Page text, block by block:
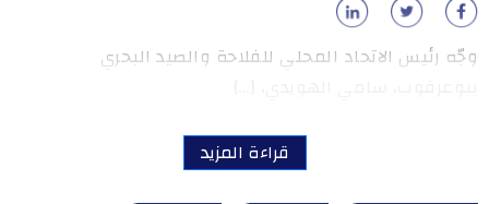
وجّه رئيس الاتحاد المحلي للفلاحة والصيد البحري
قراءة المزيد